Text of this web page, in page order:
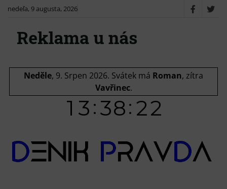
Skip
content
nedeľa, 9 augusta, 2026
X
Neděle, 9. Srpen 2026. Svátek má Roman, zítra
Vavřinec.